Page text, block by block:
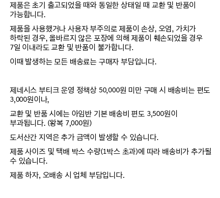
제품은 초기 출고되었을 때와 동일한 상태일 때 교환 및 반품이
가능합니다.
제품을 사용했거나 사용자 부주의로 제품이 손상, 오염, 가치가
하락된 경우, 올바르지 않은 포장에 의해 제품이 훼손되었을 경우
7일 이내라도 교환 및 반품이 불가합니다.
이때 발생하는 모든 배송료는 구매자 부담입니다.
제네시스 부티크 운영 정책상 50,000원 미만 구매 시 배송비는 편도
3,000원이나,
교환 및 반품 시에는 아임반 기본 배송비 편도 3,500원이
부과됩니다. (왕복 7,000원)
도서산간 지역은 추가 금액이 발생할 수 있습니다.
제품 사이즈 및 택배 박스 수량(1박스 초과)에 따라 배송비가 추가될
수 있습니다.
제품 하자, 오배송 시 업체 부담입니다.